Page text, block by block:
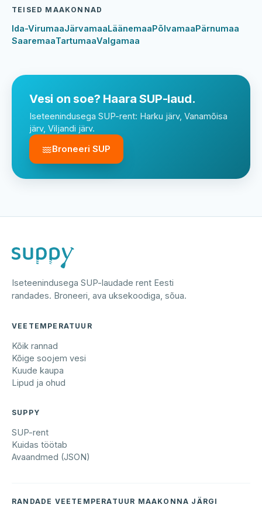
TEISED MAAKONNAD
Ida-VirumaaJärvamaaLäänemaaPõlvamaaPärnumaa
SaaremaaTartumaaValgamaa
Vesi on soe? Haara SUP-laud.
Iseteenindusega SUP-rent: Harku järv, Vanamõisa
järv, Viljandi järv.
Broneeri SUP
Iseteenindusega SUP-laudade rent Eesti
randades. Broneeri, ava uksekoodiga, sõua.
VEETEMPERATUUR
Kõik rannad
Kõige soojem vesi
Kuude kaupa
Lipud ja ohud
SUPPY
SUP-rent
Kuidas töötab
Avaandmed (JSON)
RANDADE VEETEMPERATUUR MAAKONNA JÄRGI